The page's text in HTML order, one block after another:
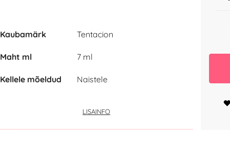
Kaubamärk Tentacion
Maht ml 7 ml
Kellele mõeldud Naistele
LISAINFO